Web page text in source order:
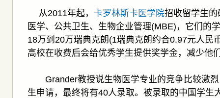
从2011年起， 卡罗林斯卡医学院招收留学生
医学、公共卫生、生物企业管理(MBE)，它们的
18万到20万瑞典克朗(1瑞典克朗约合0.97元人民
高校在收费后会给优秀学生提供奖学金，减少他
Grander教授说生物医学专业的竞争比较激烈
生申请，最终将有40人录取。被录取的中国学生